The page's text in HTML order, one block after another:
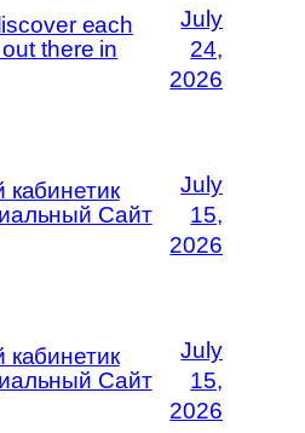
each
there in
July
24,
2026
Сайт
July
15,
2026
Сайт
July
15,
2026